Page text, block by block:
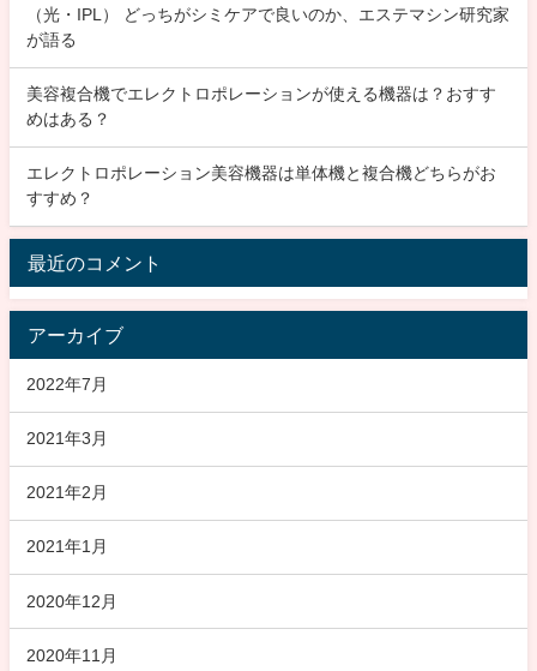
（光・IPL） どっちがシミケアで良いのか、エステマシン研究家
が語る
美容複合機でエレクトロポレーションが使える機器は？おすす
めはある？
エレクトロポレーション美容機器は単体機と複合機どちらがお
すすめ？
最近のコメント
アーカイブ
2022年7月
2021年3月
2021年2月
2021年1月
2020年12月
2020年11月